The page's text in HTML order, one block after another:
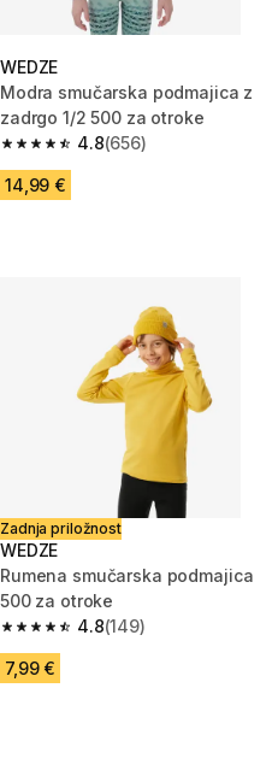
WEDZE
Modra smučarska podmajica z
zadrgo 1/2 500 za otroke
4.8
4.8 od 5 zvezdic from 656 ocene
(656)
14,99 €
Zadnja priložnost
WEDZE
Rumena smučarska podmajica
500 za otroke
4.8
4.8 od 5 zvezdic from 149 ocene
(149)
7,99 €